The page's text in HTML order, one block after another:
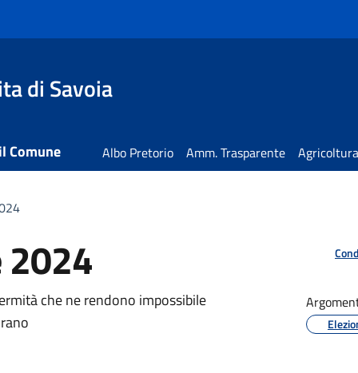
di Savoia
Comune Albo Pretorio Amm. Trasparente Agricoltura
2024
che ne rendono impossibile